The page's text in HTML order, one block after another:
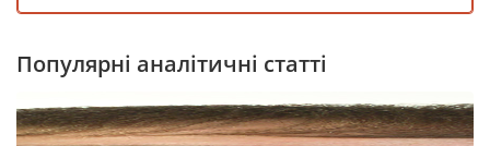
Популярні аналітичні статті